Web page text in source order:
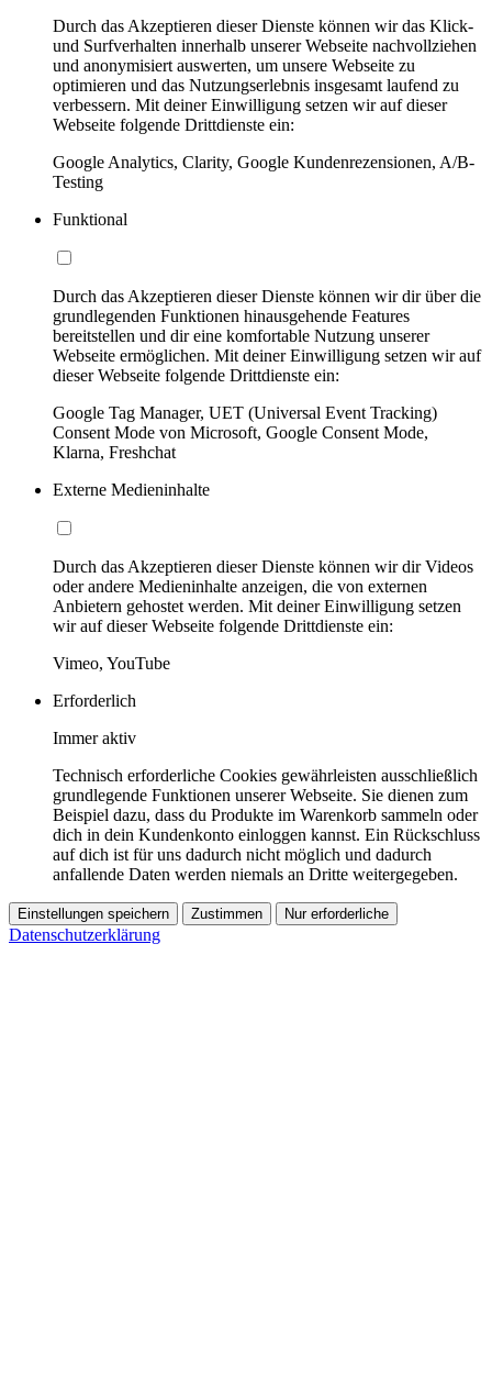
Durch das Akzeptieren dieser Dienste können wir das Klick-
und Surfverhalten innerhalb unserer Webseite nachvollziehen
und anonymisiert auswerten, um unsere Webseite zu
optimieren und das Nutzungserlebnis insgesamt laufend zu
verbessern. Mit deiner Einwilligung setzen wir auf dieser
Webseite folgende Drittdienste ein:
Google Analytics, Clarity, Google Kundenrezensionen, A/B-
Testing
Funktional
Durch das Akzeptieren dieser Dienste können wir dir über die
grundlegenden Funktionen hinausgehende Features
bereitstellen und dir eine komfortable Nutzung unserer
Webseite ermöglichen. Mit deiner Einwilligung setzen wir auf
dieser Webseite folgende Drittdienste ein:
Google Tag Manager, UET (Universal Event Tracking)
Consent Mode von Microsoft, Google Consent Mode,
Klarna, Freshchat
Externe Medieninhalte
Durch das Akzeptieren dieser Dienste können wir dir Videos
oder andere Medieninhalte anzeigen, die von externen
Anbietern gehostet werden. Mit deiner Einwilligung setzen
wir auf dieser Webseite folgende Drittdienste ein:
Vimeo, YouTube
Erforderlich
Immer aktiv
Technisch erforderliche Cookies gewährleisten ausschließlich
grundlegende Funktionen unserer Webseite. Sie dienen zum
Beispiel dazu, dass du Produkte im Warenkorb sammeln oder
dich in dein Kundenkonto einloggen kannst. Ein Rückschluss
auf dich ist für uns dadurch nicht möglich und dadurch
anfallende Daten werden niemals an Dritte weitergegeben.
Einstellungen speichern Zustimmen Nur erforderliche
Datenschutzerklärung